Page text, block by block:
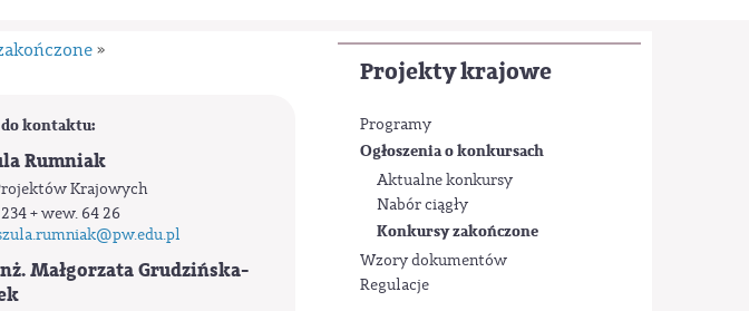
Projekty krajowe
Programy
Ogłoszenia o konkursach
Aktualne konkursy
Nabór ciągły
Konkursy zakończone
Wzory dokumentów
Regulacje
»
do kontaktu:
Rumniak
Krajowych
+ wew. 64 26
@pw.edu.pl
Małgorzata Grudzińska-